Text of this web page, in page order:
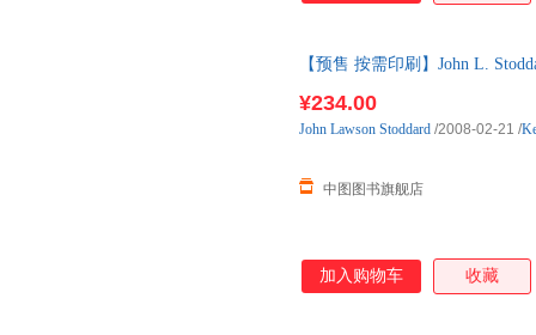
【预售 按需印刷】John L.
¥234.00
中图图书旗舰店
John Lawson Stoddard /2008-02-21 /
加入购物车 收藏